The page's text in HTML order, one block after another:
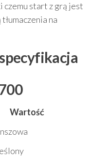
czemu start z grą jest
na
Wartość